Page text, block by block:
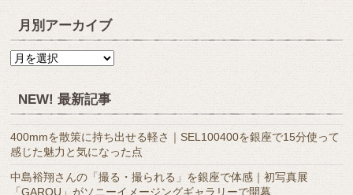
月別アーカイブ
月
ー
カ
イ
ブ
NEW! 最新記事
400mmを散策に持ち出せる軽さ｜SEL100400を銀座で15分使って
感じた魅力と気になった点
中島裕翔さんの「撮る・撮られる」を銀座で体感｜初写真展
「GAROU」がソニーイメージングギャラリーで開幕